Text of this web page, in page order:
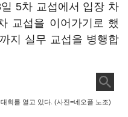
5차 교섭에서 입장 차
교섭을 이어가기로 했
지 실무 교섭을 병행합
회를 열고 있다. (사진=네오플 노조)